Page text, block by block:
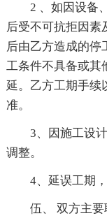
2 、如因设备
后受不可抗拒因素
后由乙方造成的停
工条件不具备或其
延。乙方工期手续
准。
3、因施工设
调整。
4、延误工期
伍、 双方主要